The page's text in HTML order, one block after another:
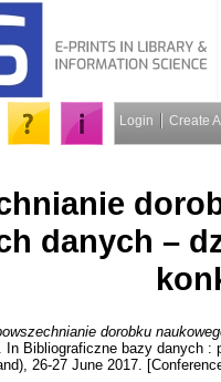
Login Create
danych –
dorobku
In Bibliograficzne bazy danych :
26-27 June 2017.